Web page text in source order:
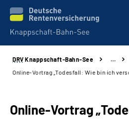
Aktuelles & Presse
DRV Knappschaft-Bahn-See
…
Online-Vortrag „Todesfall: Wie bin ich
Online-Vortrag